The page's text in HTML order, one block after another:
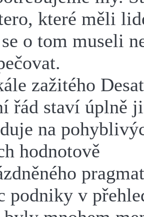
které měli
o tom museli
zažitého
řád staví úplně
na
hodnotově
podniky v